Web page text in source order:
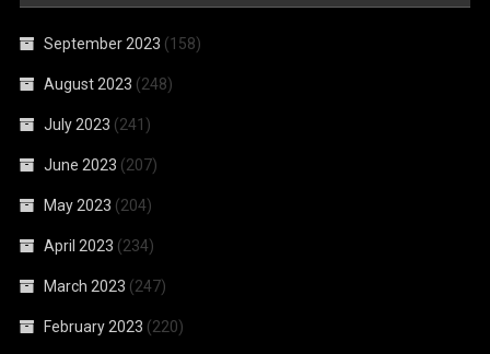
September 2023 (158)
August 2023 (248)
July 2023 (241)
June 2023 (207)
May 2023 (204)
April 2023 (234)
March 2023 (247)
February 2023 (220)